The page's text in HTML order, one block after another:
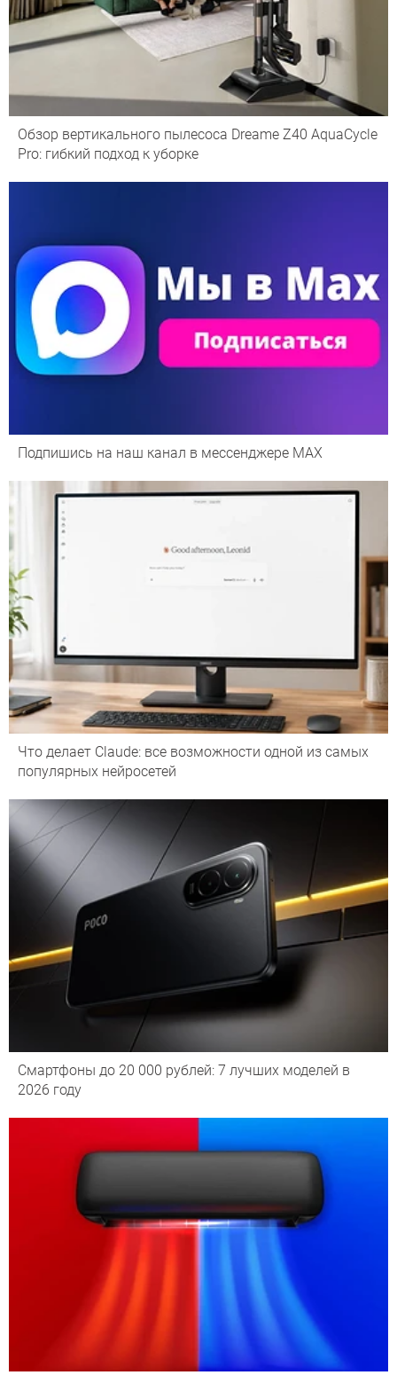
Обзор вертикального пылесоса Dreame Z40 AquaCycle
Pro: гибкий подход к уборке
Подпишись на наш канал в мессенджере МАХ
Что делает Сlaude: все возможности одной из самых
популярных нейросетей
Смартфоны до 20 000 рублей: 7 лучших моделей в
2026 году